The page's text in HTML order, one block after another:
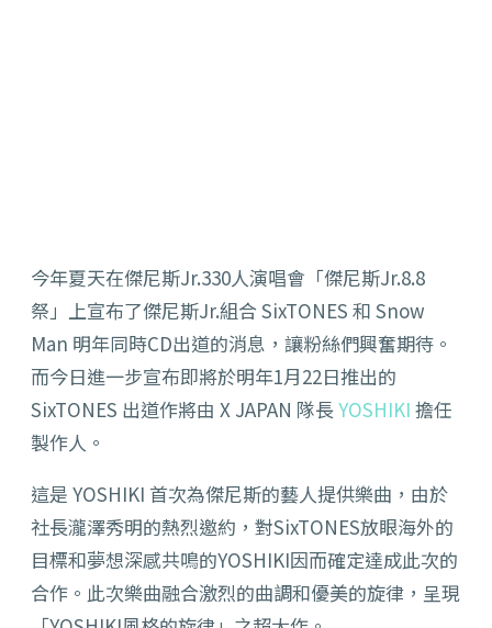
今年夏天在傑尼斯Jr.330人演唱會「傑尼斯Jr.8.8
祭」上宣布了傑尼斯Jr.組合 SixTONES 和 Snow
Man 明年同時CD出道的消息，讓粉絲們興奮期待。
而今日進一步宣布即將於明年1月22日推出的
SixTONES 出道作將由 X JAPAN 隊長YOSHIKI 擔任
製作人。
這是 YOSHIKI 首次為傑尼斯的藝人提供樂曲，由於
社長瀧澤秀明的熱烈邀約，對SixTONES放眼海外的
目標和夢想深感共鳴的YOSHIKI因而確定達成此次的
合作。此次樂曲融合激烈的曲調和優美的旋律，呈現